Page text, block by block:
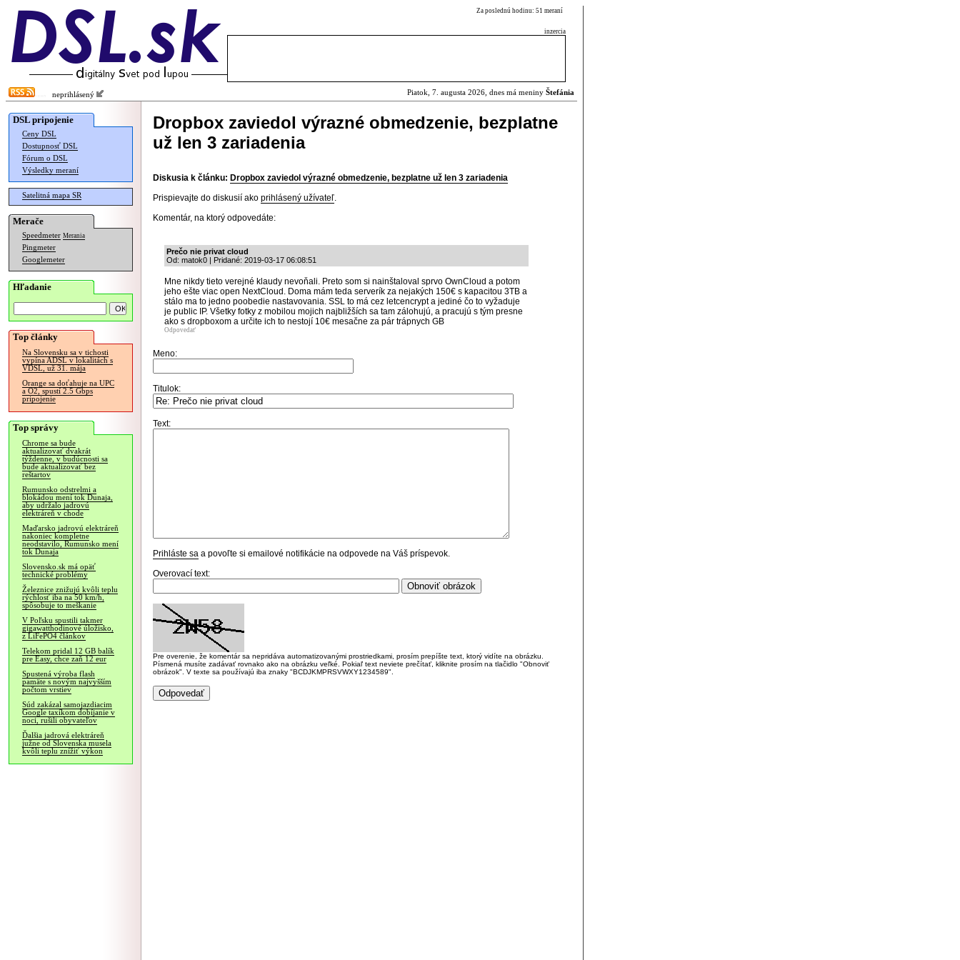
Za poslednú hodinu: 51 meraní
inzercia
neprihlásený Piatok, 7. augusta 2026, dnes má meniny Štefánia
DSL pripojenie
Ceny DSL
Dostupnosť DSL
Fórum o DSL
Výsledky meraní
Satelitná mapa SR
Merače
Speedmeter Merania
Pingmeter
Googlemeter
Hľadanie
Top články
Na Slovensku sa v tichosti
vypína ADSL v lokalitách s
VDSL, už 31. mája
Orange sa doťahuje na UPC
a O2, spustí 2.5 Gbps
pripojenie
Top správy
Chrome sa bude
aktualizovať dvakrát
týždenne, v budúcnosti sa
bude aktualizovať bez
reštartov
Rumunsko odstrelmi a
blokádou mení tok Dunaja,
aby udržalo jadrovú
elektráreň v chode
Maďarsko jadrovú elektráreň
nakoniec kompletne
neodstavilo, Rumunsko mení
tok Dunaja
Slovensko.sk má opäť
technické problémy
Železnice znižujú kvôli teplu
rýchlosť iba na 50 km/h,
spôsobuje to meškanie
V Poľsku spustili takmer
gigawatthodinové úložisko,
z LiFePO4 článkov
Telekom pridal 12 GB balík
pre Easy, chce zaň 12 eur
Spustená výroba flash
pamäte s novým najvyšším
počtom vrstiev
Súd zakázal samojazdiacim
Google taxíkom dobíjanie v
noci, rušili obyvateľov
Ďalšia jadrová elektráreň
južne od Slovenska musela
kvôli teplu znížiť výkon
Dropbox zaviedol výrazné obmedzenie, bezplatne
už len 3 zariadenia
Diskusia k článku: Dropbox zaviedol výrazné obmedzenie, bezplatne už len 3 zariadenia
Prispievajte do diskusií ako prihlásený užívateľ.
Komentár, na ktorý odpovedáte:
Prečo nie privat cloud
Od: matok0 | Pridané: 2019-03-17 06:08:51
Mne nikdy tieto verejné klaudy nevoňali. Preto som si nainštaloval sprvo OwnCloud a potom
jeho ešte viac open NextCloud. Doma mám teda serverík za nejakých 150€ s kapacitou 3TB a
stálo ma to jedno poobedie nastavovania. SSL to má cez letcencrypt a jediné čo to vyžaduje
je public IP. Všetky fotky z mobilou mojich najbližších sa tam zálohujú, a pracujú s tým presne
ako s dropboxom a určite ich to nestojí 10€ mesačne za pár trápnych GB
Odpovedať
Meno:
Titulok:
Text:
Prihláste sa a povoľte si emailové notifikácie na odpovede na Váš príspevok.
Overovací text:
Pre overenie, že komentár sa nepridáva automatizovanými prostriedkami, prosím prepíšte text, ktorý vidíte na obrázku.
Písmená musíte zadávať rovnako ako na obrázku veľké. Pokiaľ text neviete prečítať, kliknite prosím na tlačidlo "Obnoviť
obrázok". V texte sa používajú iba znaky "BCDJKMPRSVWXY1234589".